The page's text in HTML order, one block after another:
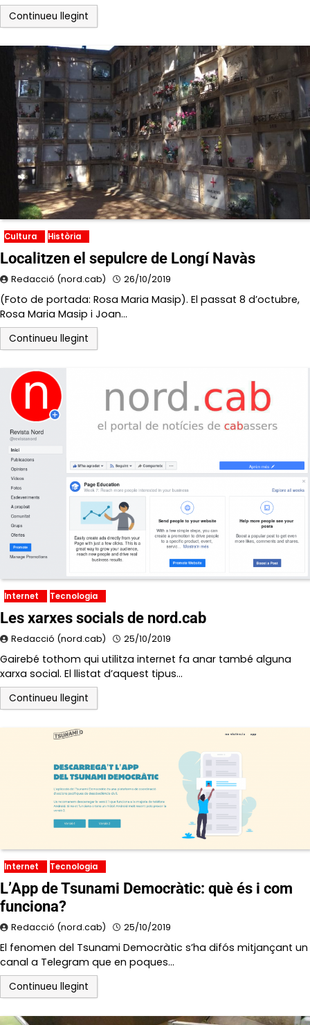
Continueu llegint
Cultura Història
Localitzen el sepulcre de Longí Navàs
Redacció (nord.cab) 26/10/2019
(Foto de portada: Rosa Maria Masip). El passat 8 d’octubre,
Rosa Maria Masip i Joan…
Continueu llegint
Internet Tecnologia
Les xarxes socials de nord.cab
Redacció (nord.cab) 25/10/2019
Gairebé tothom qui utilitza internet fa anar també alguna
xarxa social. El llistat d’aquest tipus…
Continueu llegint
Internet Tecnologia
L’App de Tsunami Democràtic: què és i com
funciona?
Redacció (nord.cab) 25/10/2019
El fenomen del Tsunami Democràtic s’ha difós mitjançant un
canal a Telegram que en poques…
Continueu llegint